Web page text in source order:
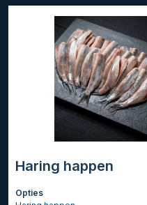
Haring happen
Opties